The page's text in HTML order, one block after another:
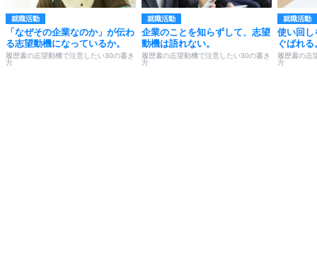
就職活動
「なぜその企業なのか」が伝わ
る志望動機になっているか。
履歴書の志望動機で注意したい30の書き
方
就職活動
企業のことを知らずして、志望
動機は語れない。
履歴書の志望動機で注意したい30の書き
方
就職活動
使い回し
ぐばれる
履歴書の志
方